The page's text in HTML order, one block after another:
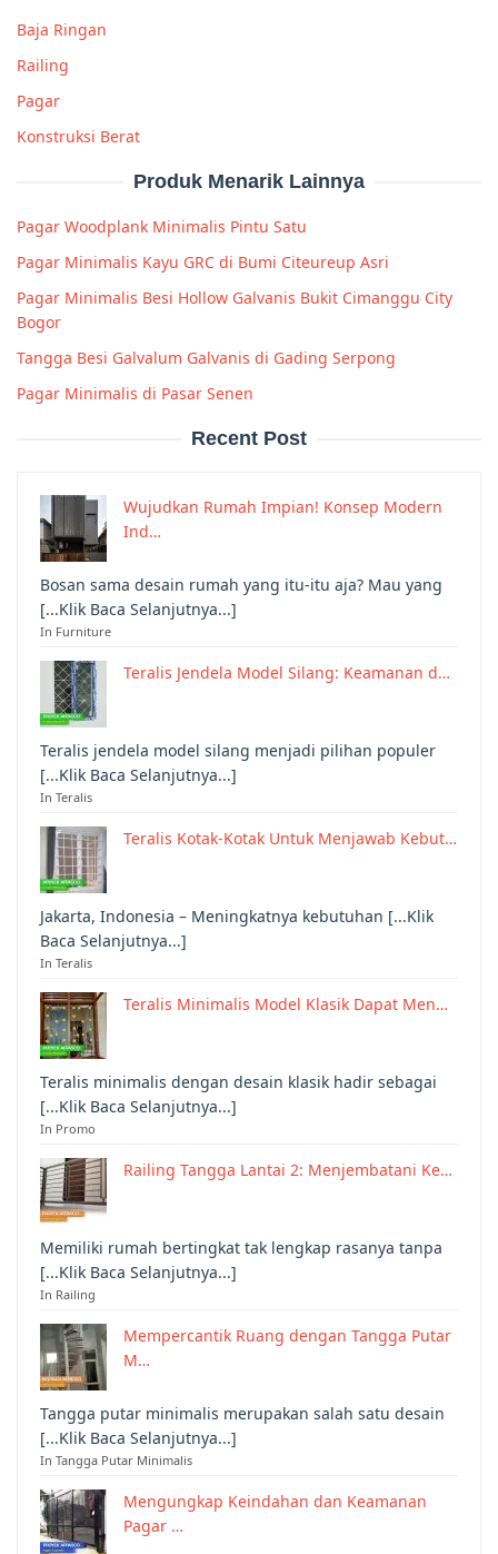
Baja Ringan
Railing
Pagar
Konstruksi Berat
Produk Menarik Lainnya
Pagar Woodplank Minimalis Pintu Satu
Pagar Minimalis Kayu GRC di Bumi Citeureup Asri
Pagar Minimalis Besi Hollow Galvanis Bukit Cimanggu City
Bogor
Tangga Besi Galvalum Galvanis di Gading Serpong
Pagar Minimalis di Pasar Senen
Recent Post
Wujudkan Rumah Impian! Konsep Modern
Ind…
Bosan sama desain rumah yang itu-itu aja? Mau yang
[...Klik Baca Selanjutnya...]
In Furniture
Teralis Jendela Model Silang: Keamanan d…
Teralis jendela model silang menjadi pilihan populer
[...Klik Baca Selanjutnya...]
In Teralis
Teralis Kotak-Kotak Untuk Menjawab Kebut…
Jakarta, Indonesia – Meningkatnya kebutuhan [...Klik
Baca Selanjutnya...]
In Teralis
Teralis Minimalis Model Klasik Dapat Men…
Teralis minimalis dengan desain klasik hadir sebagai
[...Klik Baca Selanjutnya...]
In Promo
Railing Tangga Lantai 2: Menjembatani Ke…
Memiliki rumah bertingkat tak lengkap rasanya tanpa
[...Klik Baca Selanjutnya...]
In Railing
Mempercantik Ruang dengan Tangga Putar
M…
Tangga putar minimalis merupakan salah satu desain
[...Klik Baca Selanjutnya...]
In Tangga Putar Minimalis
Mengungkap Keindahan dan Keamanan
Pagar …